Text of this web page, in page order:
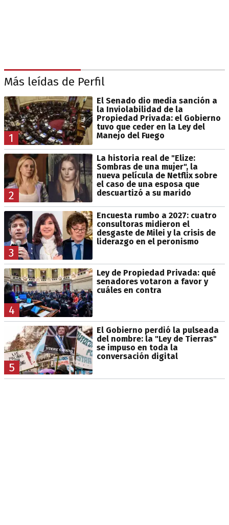
Más leídas de Perfil
1
El Senado dio media sanción a
la Inviolabilidad de la
Propiedad Privada: el Gobierno
tuvo que ceder en la Ley del
Manejo del Fuego
2
La historia real de "Elize:
Sombras de una mujer", la
nueva película de Netflix sobre
el caso de una esposa que
descuartizó a su marido
3
Encuesta rumbo a 2027: cuatro
consultoras midieron el
desgaste de Milei y la crisis de
liderazgo en el peronismo
4
Ley de Propiedad Privada: qué
senadores votaron a favor y
cuáles en contra
5
El Gobierno perdió la pulseada
del nombre: la "Ley de Tierras"
se impuso en toda la
conversación digital